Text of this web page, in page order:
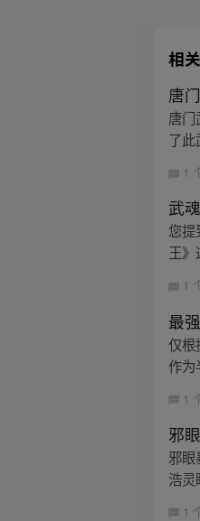
相
唐
唐
了此
1
武
您
王》
1
最
仅根
作为
1
邪
邪
浩
1